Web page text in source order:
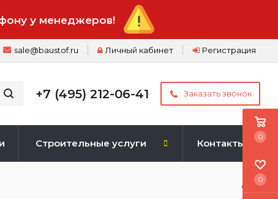
у менеджеров!
Регистрация
Личный кабинет
sale@baustof.ru
+7 (495) 212-06-41 Заказать звонок
Строительные услуги Контакты
0
0